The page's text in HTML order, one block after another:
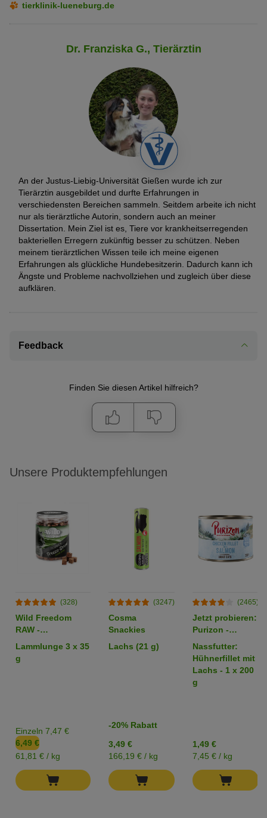
tierklinik-lueneburg.de
Dr. Franziska G., Tierärztin
An der Justus-Liebig-Universität Gießen wurde ich zur
Tierärztin ausgebildet und durfte Erfahrungen in
verschiedensten Bereichen sammeln. Seitdem arbeite ich nicht
nur als tierärztliche Autorin, sondern auch an meiner
Dissertation. Mein Ziel ist es, Tiere vor krankheitserregenden
bakteriellen Erregern zukünftig besser zu schützen. Neben
meinem tierärztlichen Wissen teile ich meine eigenen
Erfahrungen als glückliche Hundebesitzerin. Dadurch kann ich
Ängste und Probleme nachvollziehen und zugleich über diese
aufklären.
Feedback
Finden Sie diesen Artikel hilfreich?
Unsere Produktempfehlungen
(328)
Wild Freedom
RAW -
gefriergetrocknete
Lammlunge 3 x 35
g
Einzeln 7,47 €
6,49 €
61,81 € / kg
(3247)
Cosma
Snackies
Lachs (21 g)
-20% Rabatt
3,49 €
166,19 € / kg
(2465)
Jetzt probieren:
Purizon -
getreidefrei
Nassfutter:
Hühnerfillet mit
Lachs - 1 x 200
g
1,49 €
7,45 € / kg